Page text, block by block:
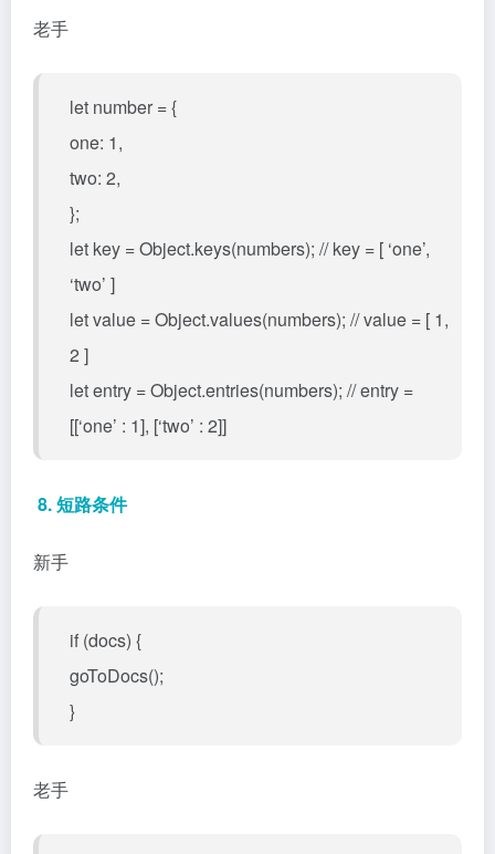
老手
let number = {
one: 1,
two: 2,
};
let key = Object.keys(numbers); // key = [ ‘one’,
‘two’ ]
let value = Object.values(numbers); // value = [ 1,
2 ]
let entry = Object.entries(numbers); // entry =
[[‘one’ : 1], [‘two’ : 2]]
8. 短路条件
新手
if (docs) {
goToDocs();
}
老手